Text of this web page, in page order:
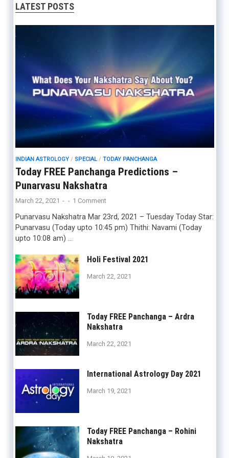
LATEST POSTS
INDIAN ASTROLOGY/ SPECIAL/ TODAY PANCHANGA
Today FREE Panchanga Predictions –
Punarvasu Nakshatra
March 22, 2021 - - 1 Comment
Punarvasu Nakshatra Mar 23rd, 2021 – Tuesday Today Star:
Punarvasu (Today upto 10:45 pm) Thithi: Navami (Today
upto 10:08 am) …
Holi Festival 2021
March 22, 2021
Today FREE Panchanga – Ardra
Nakshatra
March 22, 2021
International Astrology Day 2021
March 19, 2021
Today FREE Panchanga – Rohini
Nakshatra